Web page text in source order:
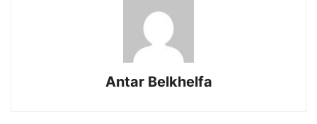
Antar Belkhelfa